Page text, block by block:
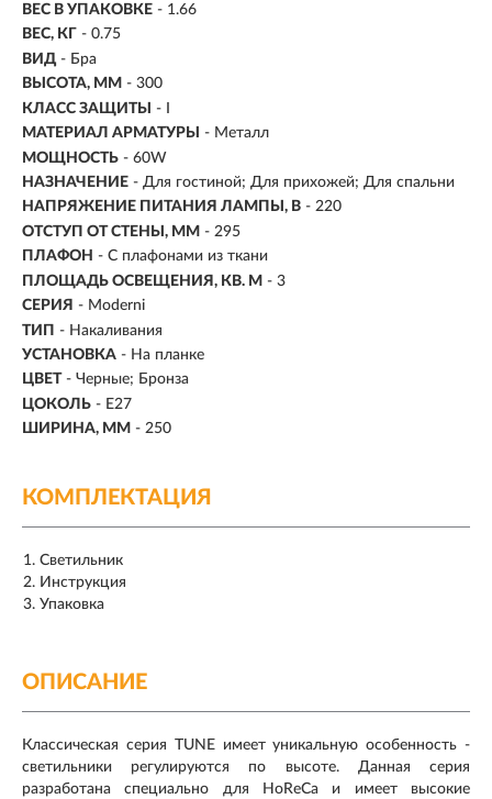
ВЕС В УПАКОВКЕ - 1.66
ВЕС, КГ - 0.75
ВИД - Бра
ВЫСОТА, ММ - 300
КЛАСС ЗАЩИТЫ
- I
МАТЕРИАЛ АРМАТУРЫ
- Металл
МОЩНОСТЬ - 60W
НАЗНАЧЕНИЕ - Для гостиной; Для прихожей; Для спальни
НАПРЯЖЕНИЕ ПИТАНИЯ ЛАМПЫ, В - 220
ОТСТУП ОТ СТЕНЫ, ММ - 295
ПЛАФОН - С плафонами из ткани
ПЛОЩАДЬ ОСВЕЩЕНИЯ, КВ. М - 3
СЕРИЯ - Moderni
ТИП - Накаливания
УСТАНОВКА - На планке
ЦВЕТ - Черные; Бронза
ЦОКОЛЬ - E27
ШИРИНА, ММ - 250
КОМПЛЕКТАЦИЯ
Светильник
Инструкция
Упаковка
ОПИСАНИЕ
Классическая серия TUNE имеет уникальную особенность -
светильники регулируются по высоте. Данная серия
разработана специально для HoReCa и имеет высокие